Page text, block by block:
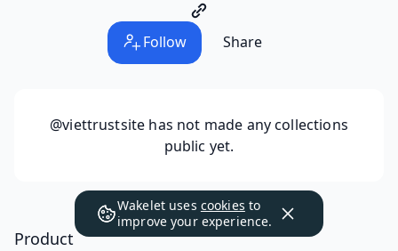
Follow Share
@viettrustsite has not made any collections
public yet.
Wakelet uses cookies to
improve your experience.
Product